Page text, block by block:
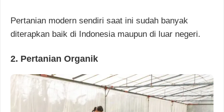
Pertanian modern sendiri saat ini sudah banyak
diterapkan baik di Indonesia maupun di luar negeri.
2. Pertanian Organik